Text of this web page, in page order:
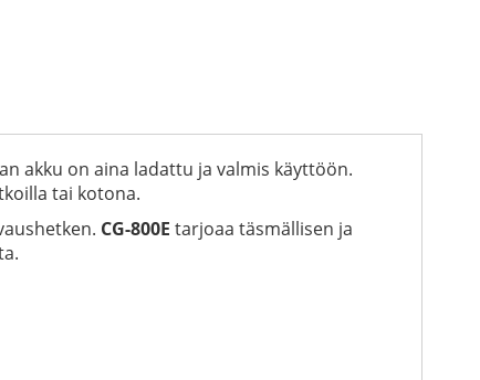
akku on aina ladattu ja valmis käyttöön.
tai kotona.
CG-800E tarjoaa täsmällisen ja